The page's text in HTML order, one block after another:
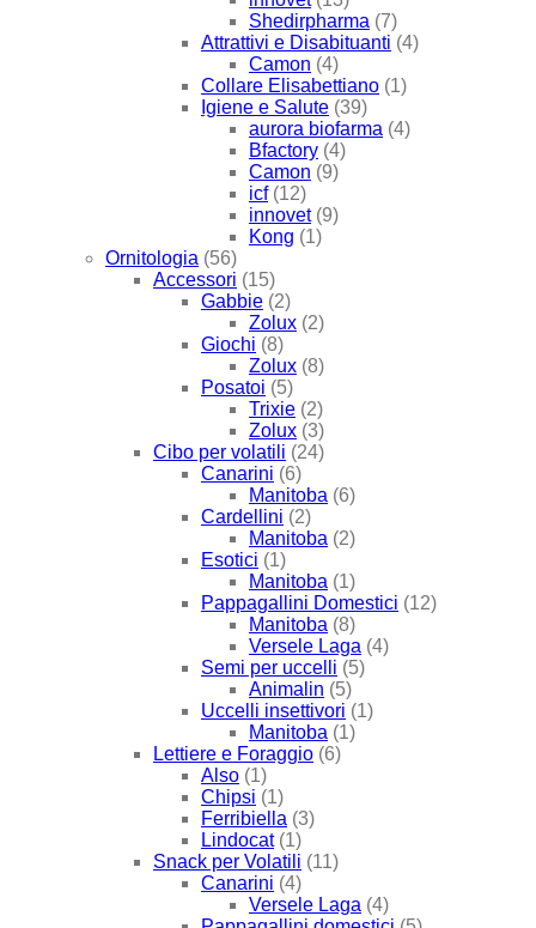
Shedirpharma (7)
Attrattivi e Disabituanti (4)
Camon (4)
Collare Elisabettiano (1)
Igiene e Salute (39)
aurora biofarma (4)
Bfactory (4)
Camon (9)
icf (12)
innovet (9)
Kong (1)
Ornitologia (56)
Accessori (15)
Gabbie (2)
Zolux (2)
Giochi (8)
Zolux (8)
Posatoi (5)
Trixie (2)
Zolux (3)
Cibo per volatili (24)
Canarini (6)
Manitoba (6)
Cardellini (2)
Manitoba (2)
Esotici (1)
Manitoba (1)
Pappagallini Domestici (12)
Manitoba (8)
Versele Laga (4)
Semi per uccelli (5)
Animalin (5)
Uccelli insettivori (1)
Manitoba (1)
Lettiere e Foraggio (6)
Also (1)
Chipsi (1)
Ferribiella (3)
Lindocat (1)
Snack per Volatili (11)
Canarini (4)
Versele Laga (4)